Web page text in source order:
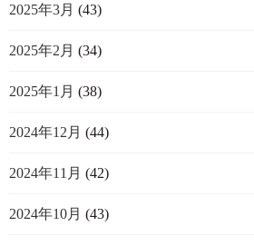
2025年3月 (43)
2025年2月 (34)
2025年1月 (38)
2024年12月 (44)
2024年11月 (42)
2024年10月 (43)